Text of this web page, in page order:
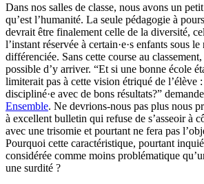
Dans nos salles de classe, nous avons un
qu’est l’humanité. La seule pédagogie à
devrait être finalement celle de la diversité,
l’instant réservée à certain·e·s enfants sous
différenciée. Sans cette course au
possible d’y arriver. “Et si une bonne école
limiterait pas à cette vision étriqué de l’élève
discipliné·e avec de bons résultats?”
Ensemble. Ne devrions-nous pas plus nous
à excellent bulletin qui refuse de s’asseoir à
avec une trisomie et pourtant ne fera pas
Pourquoi cette caractéristique, pourtant
considérée comme moins problématique
une surdité ?